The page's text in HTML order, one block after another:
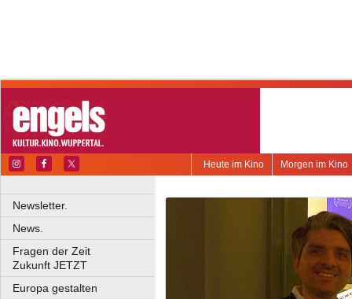
Morgen im Kino
Heute im Kino
Newsletter.
News.
Fragen der Zeit
Zukunft JETZT
Europa gestalten